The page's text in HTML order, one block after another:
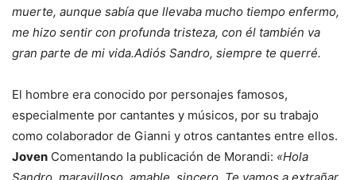
muerte, aunque sabía que llevaba mucho tiempo enfermo,
me hizo sentir con profunda tristeza, con él también va
gran parte de mi vida.Adiós Sandro, siempre te querré.
El hombre era conocido por personajes famosos,
especialmente por cantantes y músicos, por su trabajo
como colaborador de Gianni y otros cantantes entre ellos.
Joven Comentando la publicación de Morandi: «Hola